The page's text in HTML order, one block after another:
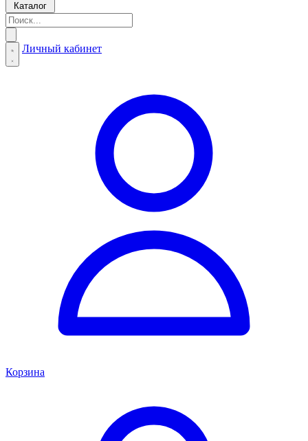
Каталог
Личный кабинет
Корзина